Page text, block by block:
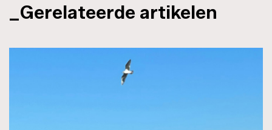
_Gerelateerde artikelen